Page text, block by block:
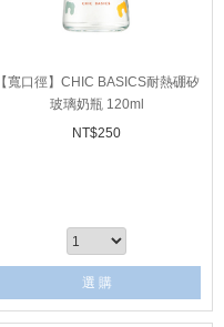
【寬口徑】CHIC BASICS耐熱硼矽
玻璃奶瓶 120ml
NT$250
選 購